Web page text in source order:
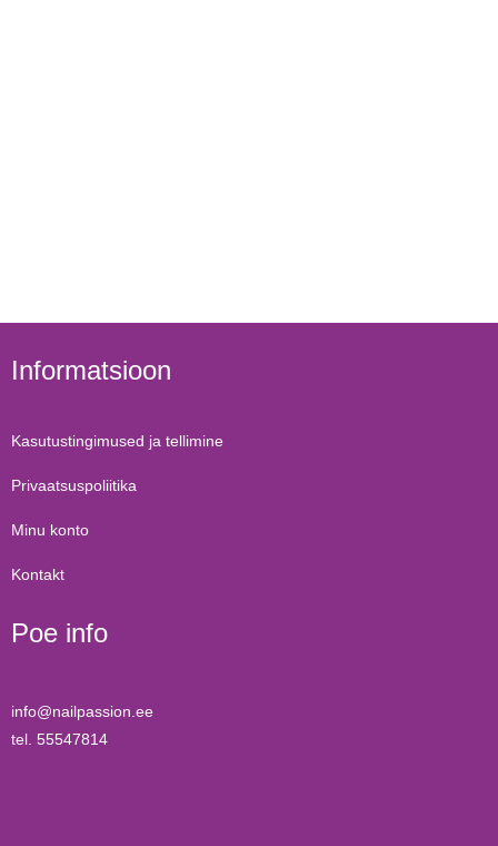
Informatsioon
Kasutustingimused ja tellimine
Privaatsuspoliitika
Minu konto
Kontakt
Poe info
info@nailpassion.ee
tel. 55547814